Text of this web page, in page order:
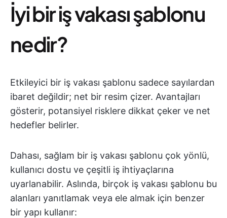
İyi bir iş vakası şablonu
nedir?
Etkileyici bir iş vakası şablonu sadece sayılardan
ibaret değildir; net bir resim çizer. Avantajları
gösterir, potansiyel risklere dikkat çeker ve net
hedefler belirler.
Dahası, sağlam bir iş vakası şablonu çok yönlü,
kullanıcı dostu ve çeşitli iş ihtiyaçlarına
uyarlanabilir. Aslında, birçok iş vakası şablonu bu
alanları yanıtlamak veya ele almak için benzer
bir yapı kullanır: